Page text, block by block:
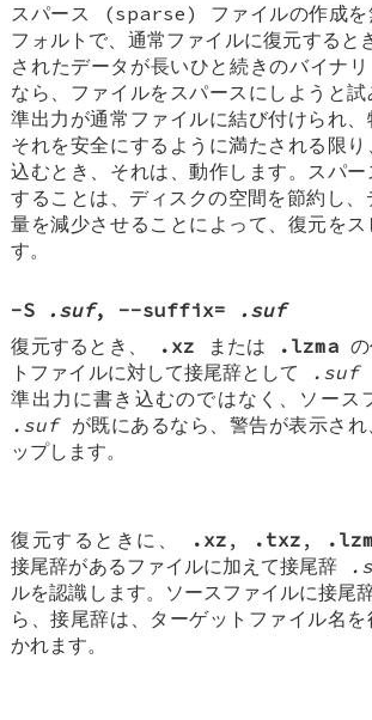
スパース (sparse) ファイルの作成を
フォルトで、通常ファイルに復元すると
されたデータが長いひと続きのバイナ
なら、ファイルをスパースにしようと
準出力が通常ファイルに結び付けられ
それを安全にするように満たされる限
込むとき、それは、動作します。スパ
することは、ディスクの空間を節約し
量を減少させることによって、復元をス
す。
-S .suf, --suffix=
.suf
復元するとき、
.xz または .lzmaの
トファイルに対して接尾辞として
.suf
準出力に書き込むのではなく、ソース
.sufが既にあるなら、警告が表示され
ップします。
復元するときに、 .xz , .txz ,
接尾辞があるファイルに加えて接尾辞
ルを認識します。ソースファイルに接尾
ら、接尾辞は、ターゲットファイル名
かれます。